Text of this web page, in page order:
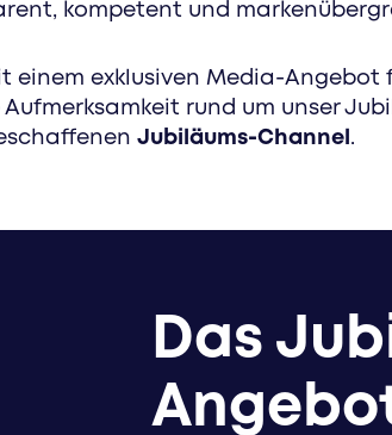
kompetent und
einem exklusiven Media-Angebot
rund um unser
Jubiläums-Channel .
Das